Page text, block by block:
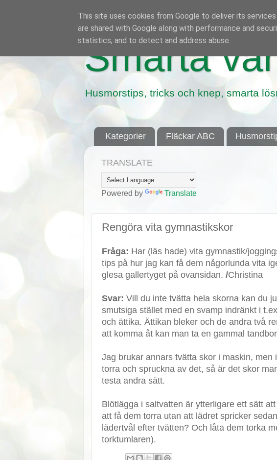
Smarta
Husmorstips, tricks och knep, smarta
Kategorier Fläckar ABC
TRANSLATE
Powered by Translate
Rengöra vita gymnastikskor
Fråga: Har (läs hade) vita gymnastik/
tips på hur jag kan få dem någorlunda vita
glesa gallertyget på ovansidan. /Christina
Svar: Vill du inte tvätta hela skorna kan du
smutsiga stället med en svamp indränkt i
och ättika. Ättikan bleker och de andra två
att komma åt kan man ta en gammal
Jag brukar annars tvätta skor i maskin, men
torra och spruckna av det, så är det skor
testa andra sätt.
Blötlägga i saltvatten är ytterligare ett sätt
att få dem torra utan att lädret spricker
lädertvål efter tvätten? Och låta dem torka
torktumlaren).
This site uses cookies from Google to deliver its
are shared with Google along with performance and
statistics, and to detect and address abuse.